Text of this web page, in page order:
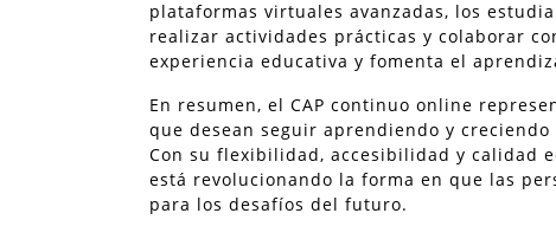
plataformas virtuales avanzadas, los
realizar actividades prácticas y colaborar
experiencia educativa y fomenta el
En resumen, el CAP continuo online
que desean seguir aprendiendo y
Con su flexibilidad, accesibilidad y calidad
está revolucionando la forma en que las
para los desafíos del futuro.